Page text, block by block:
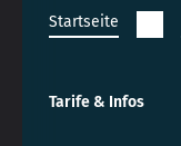
Startseite
Tarife & Infos